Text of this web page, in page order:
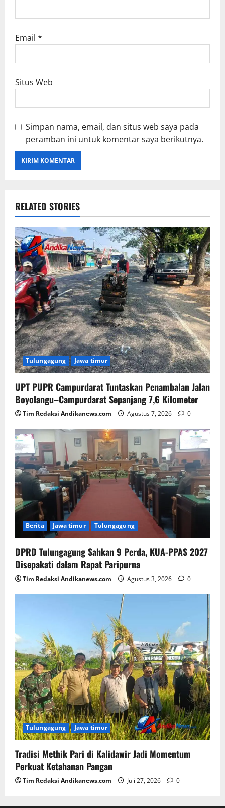
Email *
Situs Web
Simpan nama, email, dan situs web saya pada
peramban ini untuk komentar saya berikutnya.
RELATED STORIES
Tulungagung Jawa timur
UPT PUPR Campurdarat Tuntaskan Penambalan Jalan
Boyolangu–Campurdarat Sepanjang 7,6 Kilometer
Tim Redaksi Andikanews.com Agustus 7, 2026 0
Berita Jawa timur Tulungagung
DPRD Tulungagung Sahkan 9 Perda, KUA-PPAS 2027
Disepakati dalam Rapat Paripurna
Tim Redaksi Andikanews.com Agustus 3, 2026 0
Tulungagung Jawa timur
Tradisi Methik Pari di Kalidawir Jadi Momentum
Perkuat Ketahanan Pangan
Tim Redaksi Andikanews.com Juli 27, 2026 0